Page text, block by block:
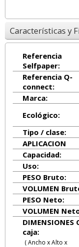
Características y
Referencia
Selfpaper:
Referencia Q-
connect:
Marca:
Ecológico:
Tipo / clase:
APLICACION
Capacidad:
Uso:
PESO Bruto:
VOLUMEN
PESO Neto:
VOLUMEN
DIMENSIONES
caja:
( Ancho x Alto x